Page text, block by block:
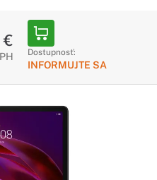
€
Dostupnosť:
INFORMUJTE SA